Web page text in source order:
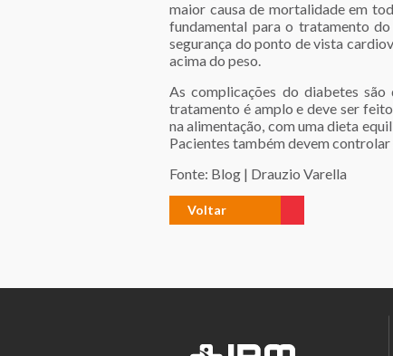
maior causa de mortalidade em
fundamental para o tratamento
segurança do ponto de vista
acima do peso.
As complicações do diabetes
tratamento é amplo e deve ser
na alimentação, com uma dieta
Pacientes também devem controlar
Fonte: Blog | Drauzio Varella
Voltar